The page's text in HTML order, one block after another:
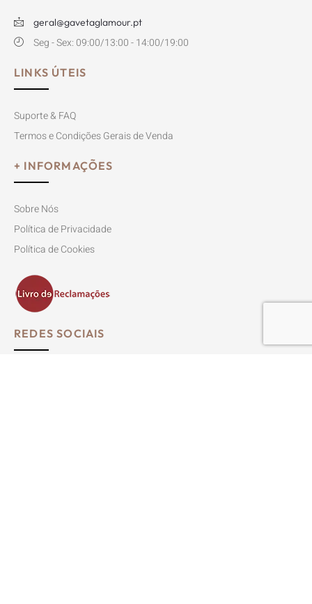
geral@gavetaglamour.pt
Seg - Sex: 09:00/13:00 - 14:00/19:00
LINKS ÚTEIS
Suporte & FAQ
Termos e Condições Gerais de Venda
+ INFORMAÇÕES
Sobre Nós
Política de Privacidade
Política de Cookies
REDES SOCIAIS